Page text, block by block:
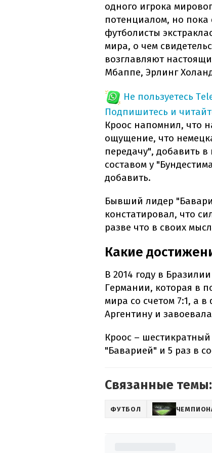
одного игрока
потенциалом, но пока
футболисты
мира, о чем
возглавляют
Мбаппе, Эрлинг
Не пользуетесь
Подпишитесь и
Кроос напомнил, что
ощущение, что
передачу", добавить
составом у
добавить.
Бывший лидер
констатировал, что
разве что в своих
Какие
В 2014 году в
Германии, которая в
мира со счетом 7:1, а
Аргентину и
Кроос –
"Баварией" и 5 раз в
Связанные темы:
ФУТБОЛ